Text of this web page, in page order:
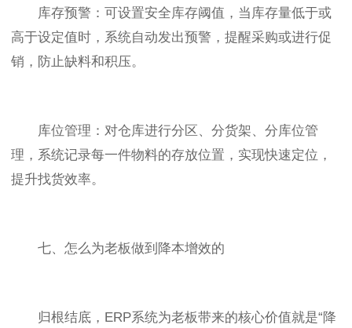
库存预警：可设置安全库存阈值，当库存量低于或
高于设定值时，系统自动发出预警，提醒采购或进行促
销，防止缺料和积压。
库位管理：对仓库进行分区、分货架、分库位管
理，系统记录每一件物料的存放位置，实现快速定位，
提升找货效率。
七、怎么为老板做到降本增效的
归根结底，ERP系统为老板带来的核心价值就是“降